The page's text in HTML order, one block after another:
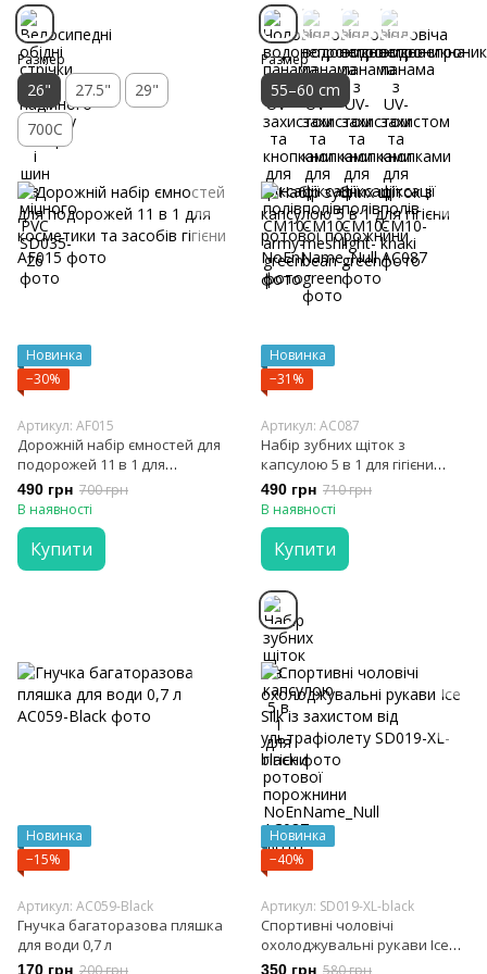
Размер
26" 27.5"
29"
700C
Размер
55–60 cm
Новинка
−30%
Артикул: AF015
Дорожній набір ємностей для
подорожей 11 в 1 для
косметики та засобів гігієни
490 грн 700 грн
В наявності
Купити
Новинка
−31%
Артикул: AC087
Набір зубних щіток з
капсулою 5 в 1 для гігієни
ротової порожнини
NoEnName_Null
490 грн 710 грн
В наявності
Купити
Новинка
−15%
Артикул: AC059-Black
Гнучка багаторазова пляшка
для води 0,7 л
170 грн 200 грн
Новинка
−40%
Артикул: SD019-XL-black
Спортивні чоловічі
охолоджувальні рукави Ice
Silk із захистом від
350 грн 580 грн